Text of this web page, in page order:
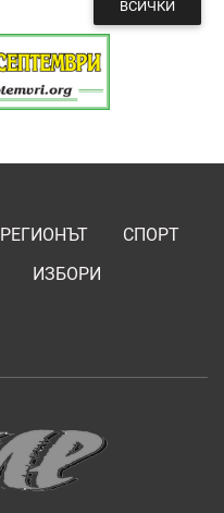
ВСИЧКИ
РЕГИОНЪТ
СПОРТ
ИЗБОРИ